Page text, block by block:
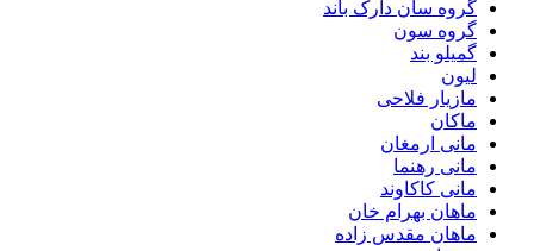
گروه سان دارک باند
گروه سون
گمیلو بند
لیون
مازیار فلاحی
ماکان
مانی ارمغان
مانی رهنما
مانی کاکاوند
ماهان بهرام خان
ماهان مقدس زاده